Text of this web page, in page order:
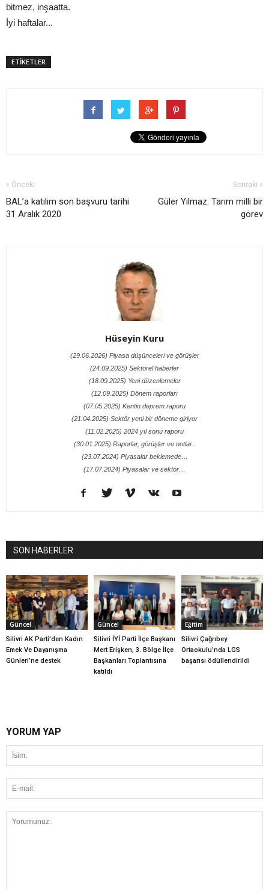
bitmez, inşaatta.
İyi haftalar...
ETİKETLER
« Önceki
BAL’a katılım son başvuru tarihi
31 Aralık 2020
Sonraki »
Güler Yılmaz: Tarım milli bir
görev
Hüseyin Kuru
(29.06.2026) Piyasa düşünceleri ve görüşler
(24.09.2025) Sektörel haberler
(18.09.2025) Yeni düzenlemeler
(12.09.2025) Dönem raporları
(07.05.2025) Kentin deprem raporu
(21.04.2025) Sektör yeni bir döneme giriyor
(11.02.2025) 2024 yıl sonu raporu
(30.01.2025) Raporlar, görüşler ve notlar..
(23.07.2024) Piyasalar beklemede…
(17.07.2024) Piyasalar ve sektör…
SON HABERLER
Güncel
Silivri AK Parti’den Kadın
Emek Ve Dayanışma
Günleri’ne destek
Güncel
Silivri İYİ Parti İlçe Başkanı
Mert Erişken, 3. Bölge İlçe
Başkanları Toplantısına
katıldı
Eğitim
Silivri Çağrıbey
Ortaokulu’nda LGS
başarısı ödüllendirildi
YORUM YAP